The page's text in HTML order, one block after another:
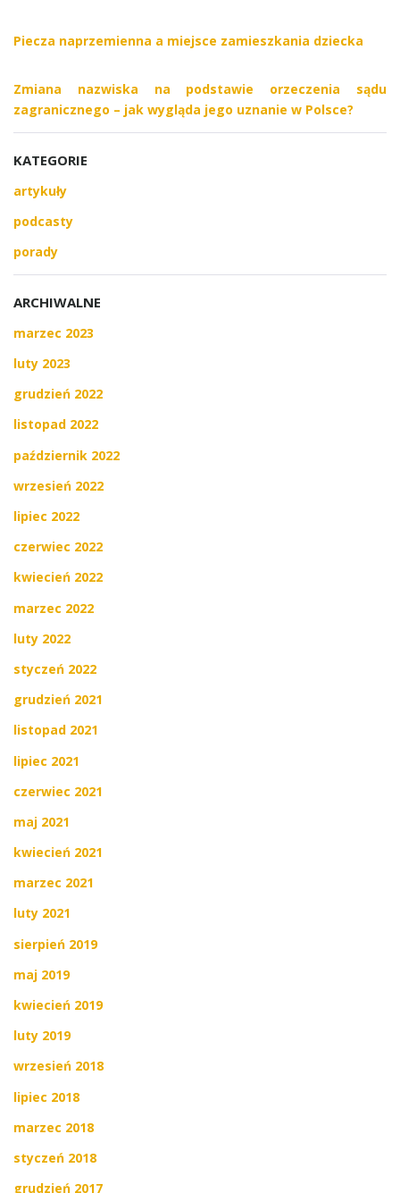
Piecza naprzemienna a miejsce zamieszkania dziecka
Zmiana nazwiska na podstawie orzeczenia sądu
zagranicznego – jak wygląda jego uznanie w Polsce?
KATEGORIE
artykuły
podcasty
porady
ARCHIWALNE
marzec 2023
luty 2023
grudzień 2022
listopad 2022
październik 2022
wrzesień 2022
lipiec 2022
czerwiec 2022
kwiecień 2022
marzec 2022
luty 2022
styczeń 2022
grudzień 2021
listopad 2021
lipiec 2021
czerwiec 2021
maj 2021
kwiecień 2021
marzec 2021
luty 2021
sierpień 2019
maj 2019
kwiecień 2019
luty 2019
wrzesień 2018
lipiec 2018
marzec 2018
styczeń 2018
grudzień 2017